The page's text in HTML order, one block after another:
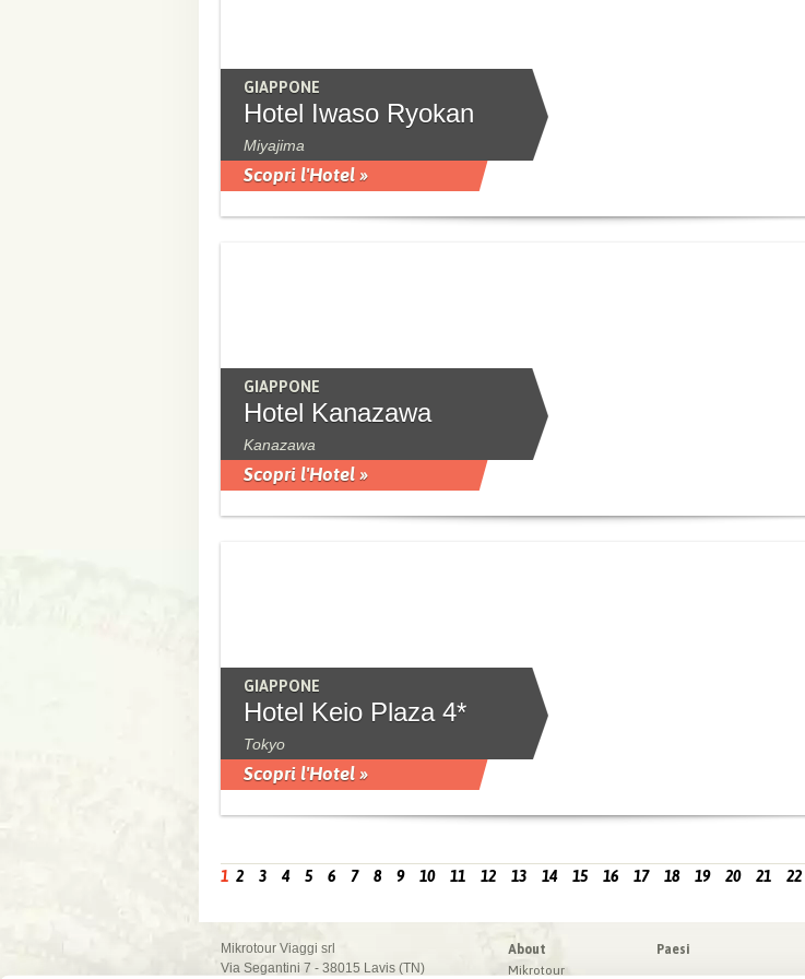
GIAPPONE
Hotel Iwaso Ryokan
Miyajima
Scopri l'Hotel »
GIAPPONE
Hotel Kanazawa
Kanazawa
Scopri l'Hotel »
GIAPPONE
Hotel Keio Plaza 4*
Tokyo
Scopri l'Hotel »
1 2 3 4 5 6 7 8 9 10 11 12 13 14 15 16 17 18 19 20 21 22
Mikrotour Viaggi srl
Via Segantini 7 - 38015 Lavis (TN)
About
Mikrotour
Paesi